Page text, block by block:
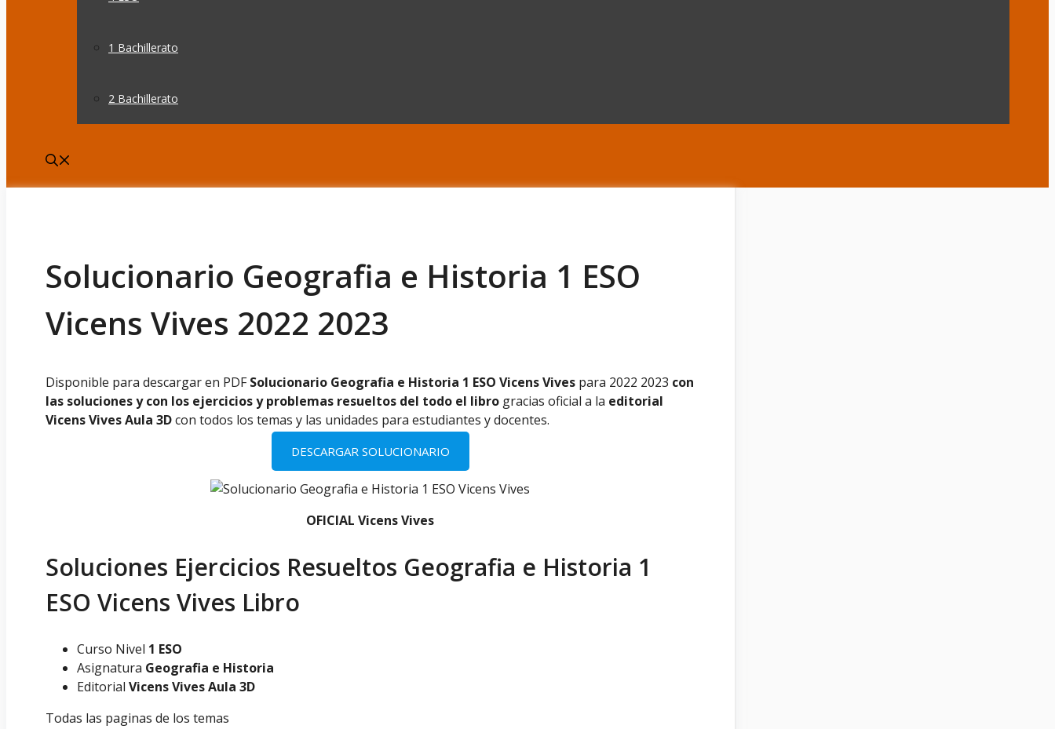
1 Bachillerato
2 Bachillerato
Solucionario Geografia e Historia 1 ESO
Vicens Vives 2022 2023
Disponible para descargar en PDFSolucionario Geografia e Historia 1 ESO Vicens Vives para 2022 2023 con
las soluciones y con los ejercicios y problemas resueltos del todo el libro gracias oficial a la editorial
Vicens Vives Aula 3Dcon todos los temas y las unidades para estudiantes y docentes.
DESCARGAR SOLUCIONARIO
OFICIAL Vicens Vives
Soluciones Ejercicios Resueltos Geografia e Historia 1
ESO Vicens Vives Libro
Curso Nivel 1 ESO
Asignatura Geografia e Historia
Editorial Vicens Vives Aula 3D
Todas las paginas de los temas